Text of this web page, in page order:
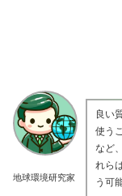
地球環境研究家
良い
使う
など
れら
う可